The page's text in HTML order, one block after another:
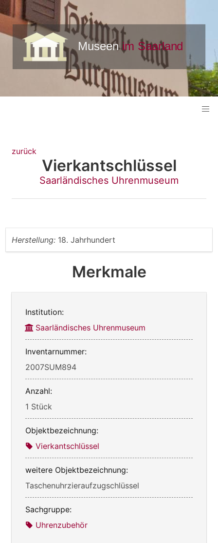
zurück
Vierkantschlüssel
Saarländisches Uhrenmuseum
Herstellung: 18. Jahrhundert
Merkmale
Institution:
Saarländisches Uhrenmuseum
Inventarnummer:
2007SUM894
Anzahl:
1 Stück
Objektbezeichnung:
Vierkantschlüssel
weitere Objektbezeichnung:
Taschenuhrzieraufzugschlüssel
Sachgruppe:
Uhrenzubehör